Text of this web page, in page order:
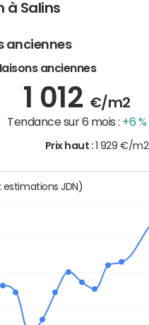
à Salins
anciennes
anciennes
1 012 €/m2
Tendance sur 6 mois : +6 %
Prix haut : 1 929 €/m2
: estimations JDN)